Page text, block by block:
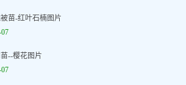
苗-红叶石楠图片
--樱花图片